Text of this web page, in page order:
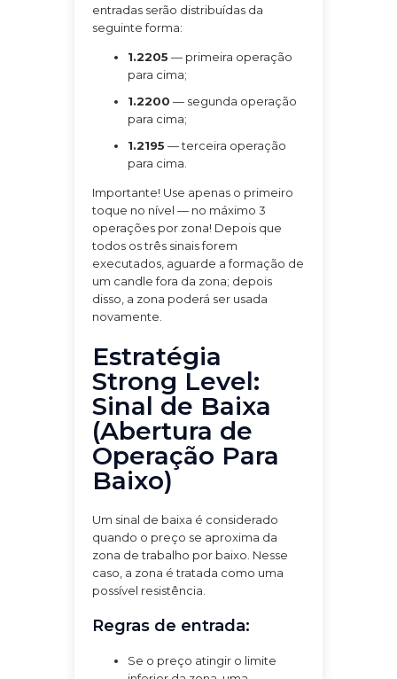
entradas serão distribuídas da
seguinte forma:
1.2205 — primeira operação
para cima;
1.2200 — segunda operação
para cima;
1.2195 — terceira operação
para cima.
Importante! Use apenas o primeiro
toque no nível — no máximo 3
operações por zona! Depois que
todos os três sinais forem
executados, aguarde a formação de
um candle fora da zona; depois
disso, a zona poderá ser usada
novamente.
Estratégia
Strong Level:
Sinal de Baixa
(Abertura de
Operação Para
Baixo)
Um sinal de baixa é considerado
quando o preço se aproxima da
zona de trabalho por baixo. Nesse
caso, a zona é tratada como uma
possível resistência.
Regras de entrada:
Se o preço atingir o limite